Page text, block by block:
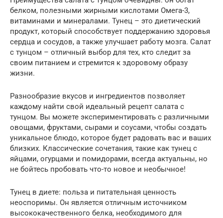
белком, полезными жирными кислотами Омега-3,
витаминами и минералами. Тунец – это диетический
продукт, который способствует поддержанию здоровья
сердца и сосудов, а также улучшает работу мозга. Салат
с тунцом – отличный выбор для тех, кто следит за
своим питанием и стремится к здоровому образу
жизни.
Разнообразие вкусов и ингредиентов позволяет
каждому найти свой идеальный рецепт салата с
тунцом. Вы можете экспериментировать с различными
овощами, фруктами, сырами и соусами, чтобы создать
уникальное блюдо, которое будет радовать вас и ваших
близких. Классические сочетания, такие как тунец с
яйцами, огурцами и помидорами, всегда актуальны, но
не бойтесь пробовать что-то новое и необычное!
Тунец в диете: польза и питательная ценность
неоспоримы. Он является отличным источником
высококачественного белка, необходимого для